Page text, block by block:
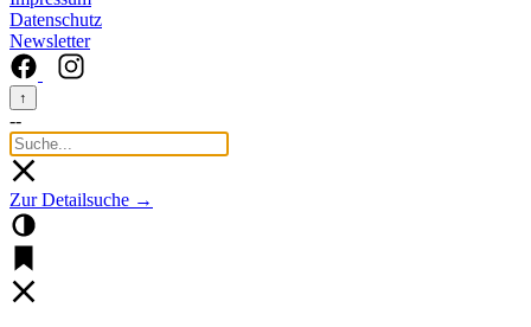
Datenschutz
Newsletter
↑
--
Zur Detailsuche →